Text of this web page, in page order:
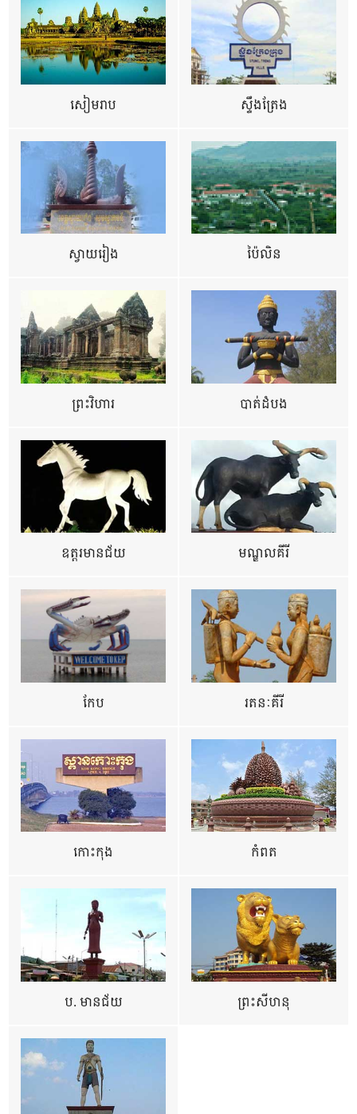
សៀមរាប ស្ទឹងត្រែង
ស្វាយរៀង ប៉ៃលិន
ព្រះវិហារ បាត់ដំបង
ឧត្ដរមានជ័យ មណ្ឌលគីរី
កែប រតនៈគីរី
កោះកុង កំពត
ប. មានជ័យ ព្រះសីហនុ